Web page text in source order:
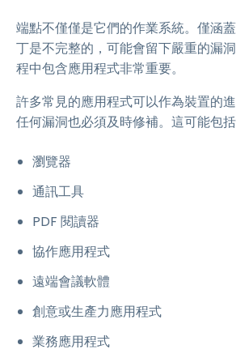
端點不僅僅是它們的作業系統。僅涵
丁是不完整的，可能會留下嚴重的漏
程中包含應用程式非常重要。
許多常見的應用程式可以作為裝置的
任何漏洞也必須及時修補。這可能包括
瀏覽器
通訊工具
PDF 閱讀器
協作應用程式
遠端會議軟體
創意或生產力應用程式
業務應用程式